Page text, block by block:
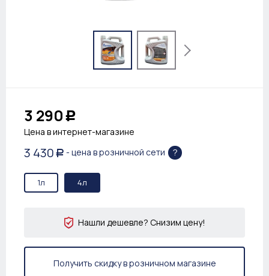
3 290 Р
Цена в интернет-магазине
3 430 Р - цена в розничной сети ?
1л 4л
Нашли дешевле? Снизим цену!
Получить скидку в розничном магазине